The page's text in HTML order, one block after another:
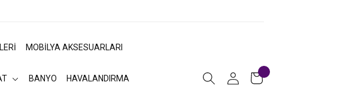
MOBİLYA AKSESUARLARI
BANYO HAVALANDIRMA